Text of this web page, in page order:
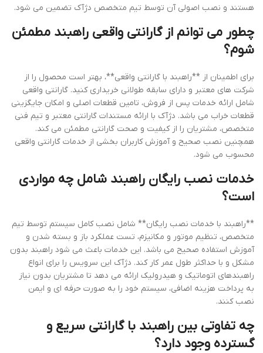
هستند و نصب اصولی آن توسط تیم متخصص دژآک تضمین می شود.
چطور می توانم از گارانتی واقعی راهبند مطمئن
شوم؟
برای اطمینان از **راهبند با گارانتی واقعی**، بهتر است محصول را از
شرکت های معتبر و دارای سابقه طولانی خریداری کنید. گارانتی واقعی
شامل ارائه خدمات پس از فروش، تامین قطعات اصلی و امکان جایگزینی
قطعات خراب می باشد. دژآک با ارائه مستندات گارانتی معتبر و تیم فنی
متخصص، مشتریان را از کیفیت و صحت گارانتی مطمئن می کند.
همچنین نصب صحیح و آموزش کاربران بخشی از خدمات گارانتی واقعی
محسوب می شود.
خدمات نصب رایگان راهبند شامل چه مواردی
است؟
**راهبند با خدمات نصب رایگان** شامل نصب کامل سیستم توسط تیم
متخصص، تنظیم موتور و مکانیزم، تست عملکرد باز و بسته شدن و
آموزش استفاده صحیح می باشد. این خدمات باعث می شود راهبند بدون
مشکل و با حداکثر طول عمر کار کند. دژآک این سرویس را برای انواع
راهبندهای اتوماتیک و هیدرولیک ارائه می دهد تا مشتریان بدون نیاز
به پرداخت هزینه اضافی، سیستم خود را به صورت حرفه ای و ایمن
نصب کنند.
چه تفاوتی بین راهبند با گارانتی سریع و
گسترده وجود دارد؟